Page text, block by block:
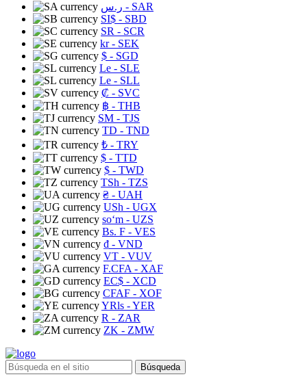
ر.س - SAR
SI$ - SBD
SR - SCR
kr- SEK
$ - SGD
Le - SLE
Le - SLL
₡ - SVC
฿ - THB
ЅМ - TJS
TD - TND
₺ - TRY
$ - TTD
$ - TWD
TSh - TZS
₴ - UAH
USh - UGX
soʻm - UZS
Bs. F - VES
₫ - VND
VT - VUV
F.CFA - XAF
EC$ - XCD
CFAF - XOF
YRls - YER
R - ZAR
ZK - ZMW
Búsqueda